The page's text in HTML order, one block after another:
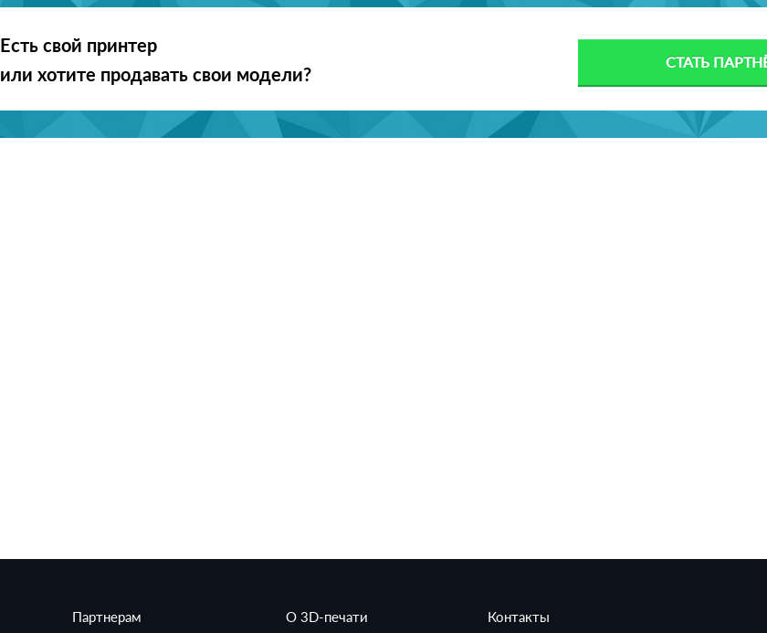
Есть свой принтер
или хотите продавать свои модели?
СТАТЬ
Партнерам О 3D-печати Контакты